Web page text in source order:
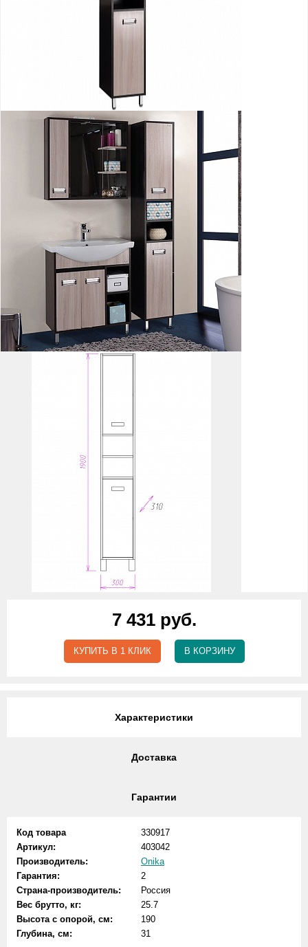
7 431 руб.
КУПИТЬ В 1 КЛИК В КОРЗИНУ
Характеристики
Доставка
Гарантии
Код товара
330917
Артикул:
403042
Производитель:
Onika
Гарантия:
2
Страна-производитель:
Россия
Вес брутто, кг:
25.7
Высота с опорой, см:
190
Глубина, см:
31